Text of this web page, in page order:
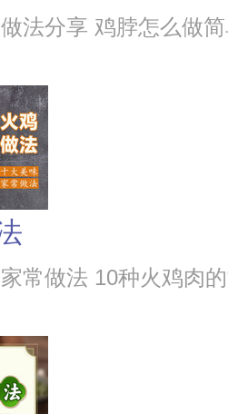
法分享 鸡脖怎么做
常做法 10种火鸡肉